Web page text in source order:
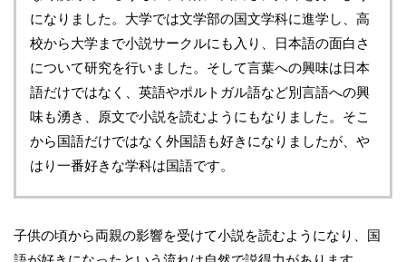
になりました。大学では文学部の国文学科に進学し、高
校から大学まで小説サークルにも入り、日本語の面白さ
について研究を行いました。そして言葉への興味は日本
語だけではなく、英語やポルトガル語など別言語への興
味も湧き、原文で小説を読むようにもなりました。そこ
から国語だけではなく外国語も好きになりましたが、や
はり一番好きな学科は国語です。
子供の頃から両親の影響を受けて小説を読むようになり、国